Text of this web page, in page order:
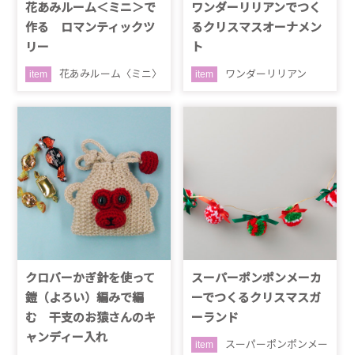
花あみルーム＜ミニ＞で
作る ロマンティックツ
リー
item 花あみルーム〈ミニ〉
ワンダーリリアンでつく
るクリスマスオーナメン
ト
item ワンダーリリアン
クロバーかぎ針を使って
鎧（よろい）編みで編
む 干支のお猿さんのキ
ャンディー入れ
スーパーポンポンメーカ
ーでつくるクリスマスガ
ーランド
item
スーパーポンポンメー